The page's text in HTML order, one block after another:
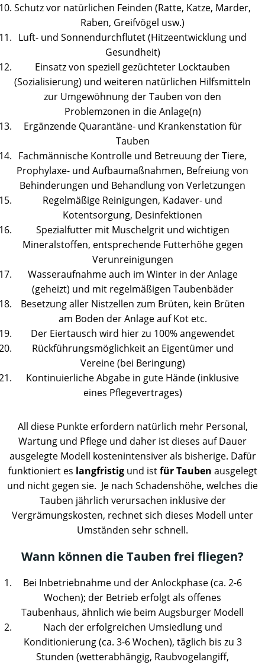
Schutz vor natürlichen Feinden (Ratte, Katze, Marder,
Raben, Greifvögel usw.)
Luft- und Sonnendurchflutet (Hitzeentwicklung und
Gesundheit)
Einsatz von speziell gezüchteter Locktauben
(Sozialisierung) und weiteren natürlichen Hilfsmitteln
zur Umgewöhnung der Tauben von den
Problemzonen in die Anlage(n)
Ergänzende Quarantäne- und Krankenstation für
Tauben
Fachmännische Kontrolle und Betreuung der Tiere,
Prophylaxe- und Aufbaumaßnahmen, Befreiung von
Behinderungen und Behandlung von Verletzungen
Regelmäßige Reinigungen, Kadaver- und
Kotentsorgung, Desinfektionen
Spezialfutter mit Muschelgrit und wichtigen
Mineralstoffen, entsprechende Futterhöhe gegen
Verunreinigungen
Wasseraufnahme auch im Winter in der Anlage
(geheizt) und mit regelmäßigen Taubenbäder
Besetzung aller Nistzellen zum Brüten, kein Brüten
am Boden der Anlage auf Kot etc.
Der Eiertausch wird hier zu 100% angewendet
Rückführungsmöglichkeit an Eigentümer und
Vereine (bei Beringung)
Kontinuierliche Abgabe in gute Hände (inklusive
eines Pflegevertrages)
All diese Punkte erfordern natürlich mehr Personal,
Wartung und Pflege und daher ist dieses auf Dauer
ausgelegte Modell kostenintensiver als bisherige. Dafür
funktioniert es langfristigund istfür Tauben ausgelegt
und nicht gegen sie. Je nach Schadenshöhe, welches die
Tauben jährlich verursachen inklusive der
Vergrämungskosten, rechnet sich dieses Modell unter
Umständen sehr schnell.
Wann können die Tauben frei fliegen?
Bei Inbetriebnahme und der Anlockphase (ca. 2-6
Wochen); der Betrieb erfolgt als offenes
Taubenhaus, ähnlich wie beim Augsburger Modell
Nach der erfolgreichen Umsiedlung und
Konditionierung (ca. 3-6 Wochen), täglich bis zu 3
Stunden (wetterabhängig, Raubvogelangiff,